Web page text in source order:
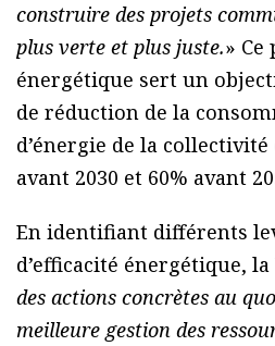
construire des projets
plus verte et plus juste.»
énergétique sert un
de réduction de la
d’énergie de la collectivité
avant 2030 et 60% avant
En identifiant différents
d’efficacité énergétique, la
des actions concrètes au
meilleure gestion des